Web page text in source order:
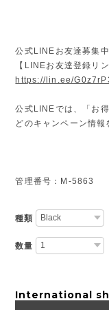
公式LINEお友達募集中
【LINEお友達登録リン
https://lin.ee/
公式LINEでは、「お
どのキャンペーン情報
管理番号：M-5863
種類
数量
International